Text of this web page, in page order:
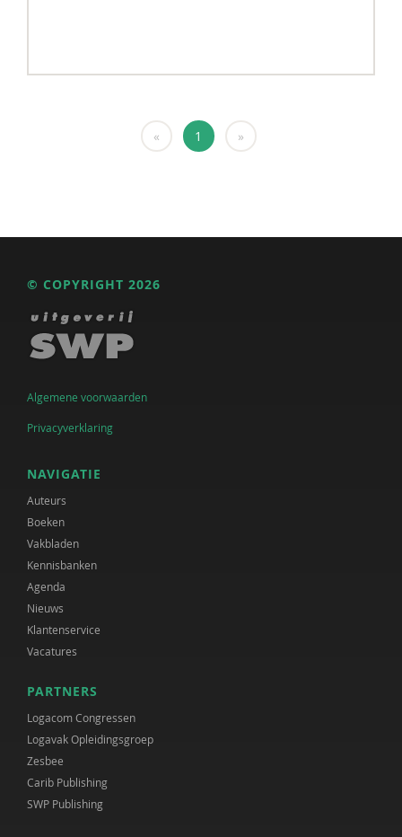
« 1 »
© COPYRIGHT 2026
Algemene voorwaarden
Privacyverklaring
NAVIGATIE
Auteurs
Boeken
Vakbladen
Kennisbanken
Agenda
Nieuws
Klantenservice
Vacatures
PARTNERS
Logacom Congressen
Logavak Opleidingsgroep
Zesbee
Carib Publishing
SWP Publishing